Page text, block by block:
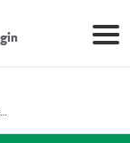
Prestador Centro Médico Vitória Ltda, 51004350-4: Centro Médico Vitória Ltda (Nome Fantasia: Policlínica Master)